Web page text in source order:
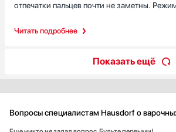
Читать подробнее
отпечатки пальцев почти не заметны.
здоровья. Огорчило только то, что большая
мощный и современный прибор, который
Показать ещё
Вопросы специалистам Hausdorf о